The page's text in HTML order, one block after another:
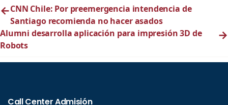
←CNN Chile: Por preemergencia intendencia de
Santiago recomienda no hacer asados
Alumni desarrolla aplicación para impresión 3D de
Robots
→